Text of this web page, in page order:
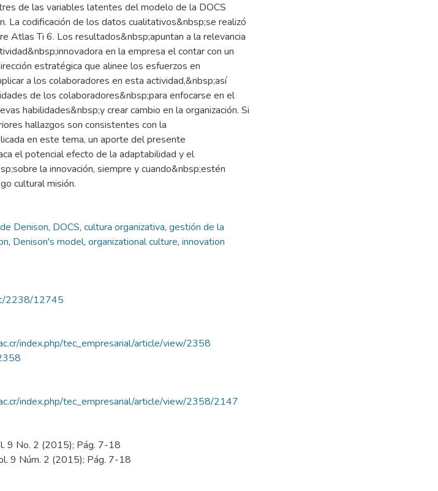
de las variables latentes del modelo de la DOCS
La codificación de los datos cualitativos&nbsp;se realizó
Atlas Ti 6. Los resultados&nbsp;apuntan a la relevancia
en la empresa el contar con un
estratégica que alinee los esfuerzos en
a los colaboradores en esta actividad,&nbsp;así
de los colaboradores&nbsp;para enfocarse en el
habilidades&nbsp;y crear cambio en la organización. Si
hallazgos son consistentes con la
en este tema, un aporte del presente
el potencial efecto de la adaptabilidad y el
la innovación, siempre y cuando&nbsp;estén
cultural misión.
Denison, DOCS, cultura organizativa, gestión de la
, Denison's model, organizational culture, innovation
2238/12745
index.php/tec_empresarial/article/view/2358
index.php/tec_empresarial/article/view/2358/2147
9 No. 2 (2015); Pág. 7-18
9 Núm. 2 (2015); Pág. 7-18